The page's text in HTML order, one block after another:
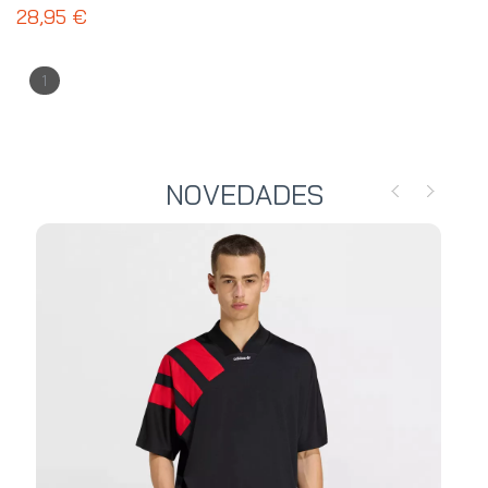
NF0A52TH4H0
28,95 €
1
NOVEDADES